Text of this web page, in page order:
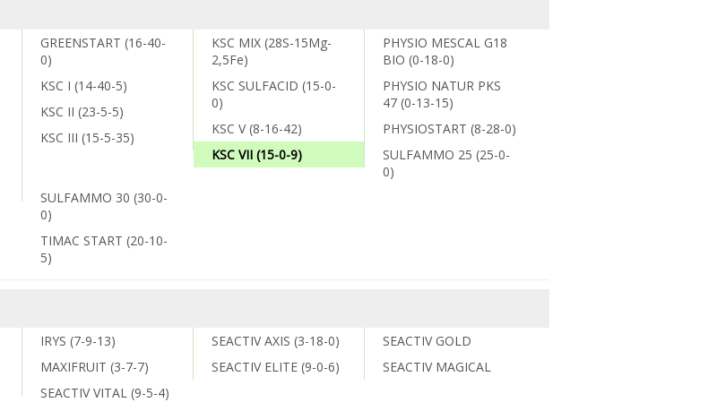
GREENSTART (16-40-
0)
KSC I (14-40-5)
KSC II (23-5-5)
KSC III (15-5-35)
KSC MIX (28S-15Mg-
2,5Fe)
KSC SULFACID (15-0-
0)
KSC V (8-16-42)
KSC VII (15-0-9)
PHYSIO MESCAL G18
BIO (0-18-0)
PHYSIO NATUR PKS
47 (0-13-15)
PHYSIOSTART (8-28-0)
SULFAMMO 25 (25-0-
0)
SULFAMMO 30 (30-0-
0)
TIMAC START (20-10-
5)
IRYS (7-9-13)
MAXIFRUIT (3-7-7)
SEACTIV AXIS (3-18-0)
SEACTIV ELITE (9-0-6)
SEACTIV GOLD
SEACTIV MAGICAL
SEACTIV VITAL (9-5-4)